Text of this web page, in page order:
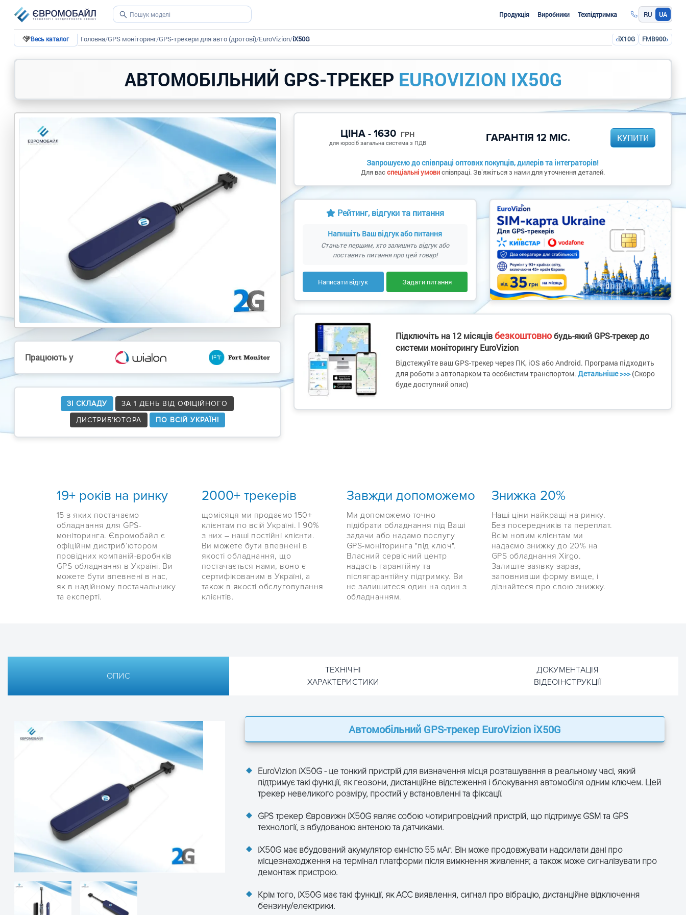
Продукція Виробники Техпідтримка RU UA
Весь каталог Головна/GPS моніторинг/GPS-трекери для авто (дротові)/EuroVizion/iX50G ‹iX10G FMB900›
АВТОМОБІЛЬНИЙ GPS-ТРЕКЕР EUROVIZION IX50G
Працюють у
ЗІ СКЛАДУ
ЗА 1 ДЕНЬ ВІД ОФІЦІЙНОГО
ДИСТРИБ’ЮТОРА
ПО ВСІЙ УКРАЇНІ
ЦІНА - 1630 ГРН
для юросіб загальна система з ПДВ ГАРАНТІЯ 12 МІС. КУПИТИ
Запрошуємо до співпраці оптових покупців, дилерів та інтеграторів!
Для васспеціальні умовиспівпраці. Звʼяжіться з нами для уточнення деталей.
Рейтинг, відгуки та питання
Напишіть Ваш відгук або питання
Станьте першим, хто залишить відгук або
поставить питання про цей товар!
Написати відгук Задати питання
Підключіть на 12 місяцівбезкоштовнобудь-який GPS-трекер до
системи моніторингу EuroVizion
Відстежуйте ваш GPS-трекер через ПК, iOS або Android. Програма підходить
для роботи з автопарком та особистим транспортом.Детальніше >>>(Скоро
буде доступний опис)
19+ років на ринку
15 з яких постачаємо
обладнання для GPS-
моніторинга. Євромобайл є
офіційнм дистриб’ютором
провідних компаній-вробнків
GPS обладнання в Україні. Ви
можете бути впевнені в нас,
як в надійному постачальнику
та експерті.
2000+ трекерів
щомісяця ми продаємо 150+
клієнтам по всій Україні. І 90%
з них – наші постійні клієнти.
Ви можете бути впевнені в
якості обладнання, що
постачається нами, воно є
сертифікованим в Україні, а
також в якості обслуговування
клієнтів.
Завжди допоможемо
Ми допоможемо точно
підібрати обладнання під Ваші
задачи або надамо послугу
GPS-моніторинга "під ключ".
Власний сервісний центр
надасть гарантійну та
післягарантійну підтримку. Ви
не залишитеся один на один з
обладнанням.
Знижка 20%
Наші ціни найкращі на ринку.
Без посередників та переплат.
Всім новим клієнтам ми
надаємо знижку до 20% на
GPS обладнання Xirgo.
Залиште заявку зараз,
заповнивши форму вище, і
дізнайтеся про свою знижку.
ОПИС
ТЕХНІЧНІ
ХАРАКТЕРИСТИКИ
ДОКУМЕНТАЦІЯ
ВІДЕОІНСТРУКЦІЇ
Автомобільний GPS-трекерEuroVizion iX50G
EuroVizion iX50G - це тонкий пристрій для визначення місця розташування в реальному часі, який
підтримує такі функції, як геозони, дистанційне відстеження і блокування автомобіля одним ключем. Цей
трекер невеликого розміру, простий у встановленні та фіксації.
GPS трекер Євровижн iX50G являє собою чотирипровідний пристрій, що підтримує GSM та GPS
технології, з вбудованою антеною та датчиками.
iX50G має вбудований акумулятор ємністю 55 мАг. Він може продовжувати надсилати дані про
місцезнаходження на термінал платформи після вимкнення живлення; а також може сигналізувати про
демонтаж пристрою.
Крім того, iX50G має такі функції, як ACC виявлення, сигнал про вібрацію, дистанційне відключення
бензину/електрики.
Технічні характеристики
Автомобільний GPS-трекер EuroVizion iX50G
85(L)х24(W)х14(H)
Класс 12.TCP/IP вбудований модуль GSM
Канали
Чутливість GPS
Вхідна напруга
ЗАЛИШТЕ ЗАЯВКУ
ОТРИМАТИ КОНСУЛЬТАЦІЮ
Технічна документація EuroVizion iX50G:
▹ Посібник користувача EuroVizion iX50G - [UKR]🔍
ЗАЛИШТЕ ЗАЯВКУ
ОТРИМАТИ КОНСУЛЬТАЦІЮ